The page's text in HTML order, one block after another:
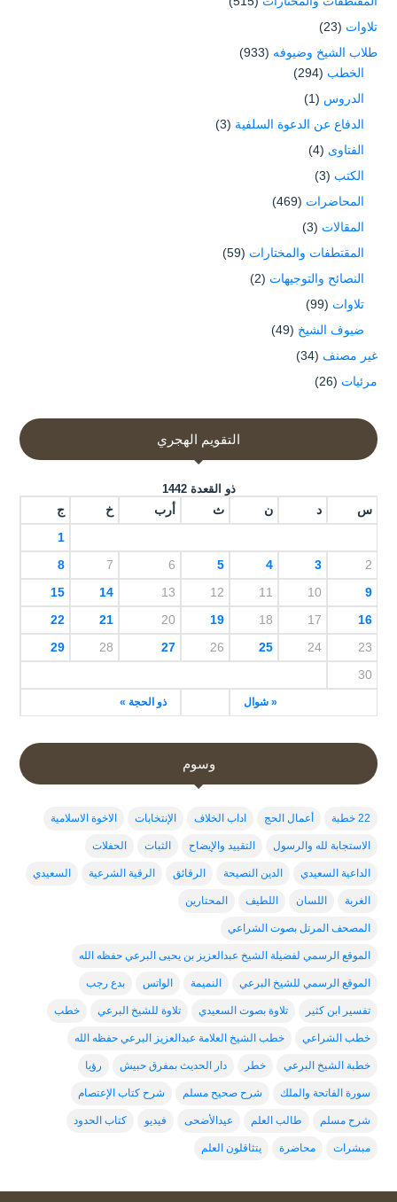
تلاوات (23)
طلاب الشيخ وضيوفه (933)
الخطب (294)
الدروس (1)
الدفاع عن الدعوة السلفية (3)
الفتاوى (4)
الكتب (3)
المحاضرات (469)
المقالات (3)
المقتطفات والمختارات (59)
النصائح والتوجيهات (2)
تلاوات (99)
ضيوف الشيخ (49)
غير مصنف (34)
مرئيات (26)
التقويم الهجري
ذو القعدة 1442
س د ن ث أرب خ ج
« شوال ذو الحجة »
1
2
3
4
5
6
7
8
9
10
11
12
13
14
15
16
17
18
19
20
21
22
23
24
25
26
27
28
29
30
وسوم
22 خطبة أعمال الحج اداب الخلاف الإنتخابات الاخوة الاسلامية
الاستجابة لله والرسول التقييد والإيضاح الثبات الحفلات
الداعية السعيدي الدين النصيحة الرقائق الرقية الشرعية السعيدي
الغربة اللسان اللطيف المحتارين
المصحف المرتل بصوت الشراعي
الموقع الرسمي لفضيلة الشيخ عبدالعزيز بن يحيى البرعي حفظه الله
الموقع الرسمي للشيخ البرعي النميمة الواتس بدع رجب
تفسير ابن كثير تلاوة بصوت السعيدي تلاوة للشيخ البرعي خطب
خطب الشراعي خطب الشيخ العلامة عبدالعزيز البرعي حفظه الله
خطبة الشيخ البرعي خطر دار الحديث بمفرق حبيش رؤيا
سورة الفاتحة والملك شرح صحيح مسلم شرح كتاب الإعتصام
شرح مسلم طالب العلم عيدالأضحى فيديو كتاب الحدود
مبشرات محاضرة يتثاقلون العلم